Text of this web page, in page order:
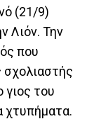
(21/9)
Λιόν. Την
που
του
χτυπήματα.